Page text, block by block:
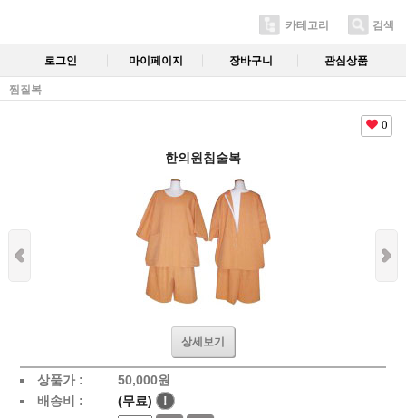
카테고리 검색
로그인 마이페이지 장바구니 관심상품
찜질복
0
한의원침술복
상세보기
상품가 : 50,000원
배송비 :
(무료)
!